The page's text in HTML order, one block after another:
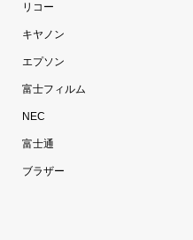
リコー
キヤノン
エプソン
富士フィルム
NEC
富士通
ブラザー